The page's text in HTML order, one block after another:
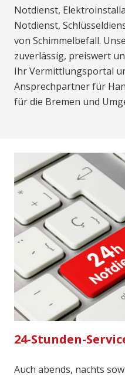
Notdienst,
Notdienst,
von Schimmelbefall.
zuverlässig, preiswert
Ihr Vermittlungsportal
Ansprechpartner für
für die Bremen und
24-Stunden-
Auch abends, nachts